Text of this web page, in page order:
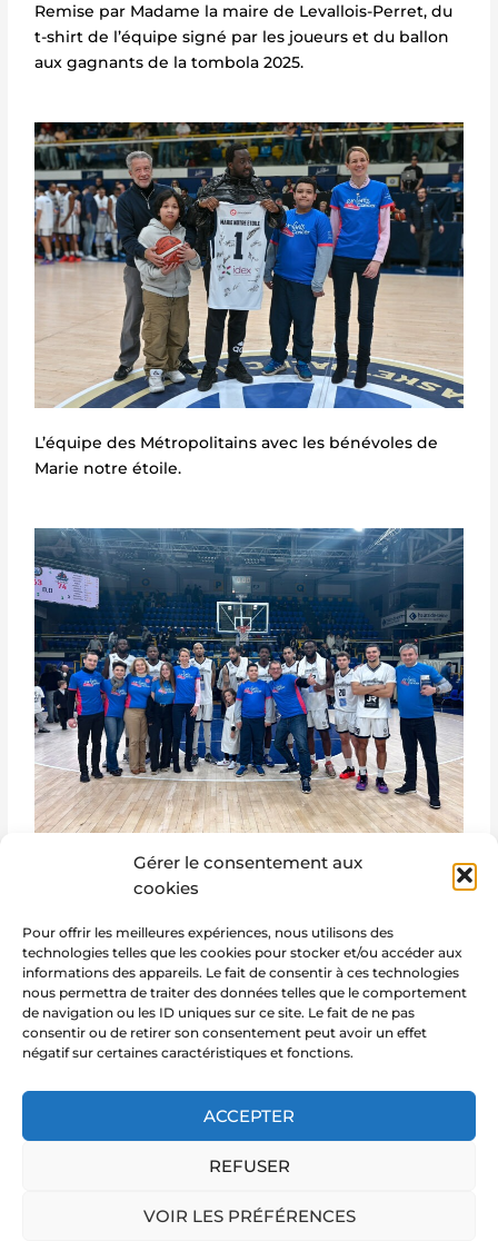
Gérer le consentement aux
cookies
Pour offrir les meilleures expériences, nous utilisons des
technologies telles que les cookies pour stocker et/ou accéder aux
informations des appareils. Le fait de consentir à ces technologies
nous permettra de traiter des données telles que le comportement
de navigation ou les ID uniques sur ce site. Le fait de ne pas
consentir ou de retirer son consentement peut avoir un effet
négatif sur certaines caractéristiques et fonctions.
ACCEPTER
REFUSER
VOIR LES PRÉFÉRENCES
Remise par Madame la maire de Levallois-Perret, du
t-shirt de l’équipe signé par les joueurs et du ballon
aux gagnants de la tombola 2025.
L’équipe des Métropolitains avec les bénévoles de
Marie notre étoile.